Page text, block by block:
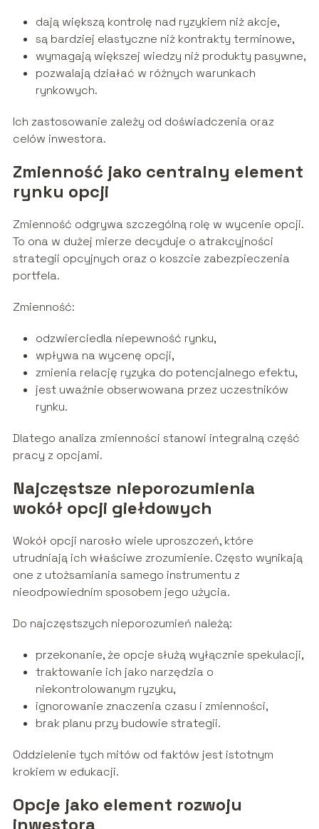
dają większą kontrolę nad ryzykiem niż akcje,
są bardziej elastyczne niż kontrakty terminowe,
wymagają większej wiedzy niż produkty pasywne,
pozwalają działać w różnych warunkach
rynkowych.
Ich zastosowanie zależy od doświadczenia oraz
celów inwestora.
Zmienność jako centralny element
rynku opcji
Zmienność odgrywa szczególną rolę w wycenie opcji.
To ona w dużej mierze decyduje o atrakcyjności
strategii opcyjnych oraz o koszcie zabezpieczenia
portfela.
Zmienność:
odzwierciedla niepewność rynku,
wpływa na wycenę opcji,
zmienia relację ryzyka do potencjalnego efektu,
jest uważnie obserwowana przez uczestników
rynku.
Dlatego analiza zmienności stanowi integralną część
pracy z opcjami.
Najczęstsze nieporozumienia
wokół opcji giełdowych
Wokół opcji narosło wiele uproszczeń, które
utrudniają ich właściwe zrozumienie. Często wynikają
one z utożsamiania samego instrumentu z
nieodpowiednim sposobem jego użycia.
Do najczęstszych nieporozumień należą:
przekonanie, że opcje służą wyłącznie spekulacji,
traktowanie ich jako narzędzia o
niekontrolowanym ryzyku,
ignorowanie znaczenia czasu i zmienności,
brak planu przy budowie strategii.
Oddzielenie tych mitów od faktów jest istotnym
krokiem w edukacji.
Opcje jako element rozwoju
inwestora